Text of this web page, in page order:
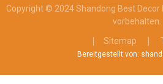
Copyright © 2024 Shandong Best Decor
vorbehalten.
Sitemap
Bereitgestellt von: